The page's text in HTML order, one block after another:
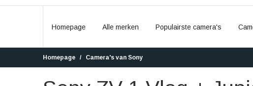
Homepage Alle merken Populairste camera's
Homepage Camera's van Sony